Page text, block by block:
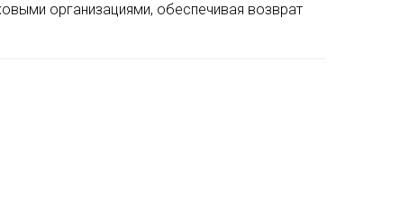
организациями, обеспечивая возврат